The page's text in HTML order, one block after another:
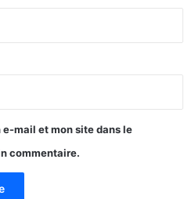
mail et mon site dans le
commentaire.